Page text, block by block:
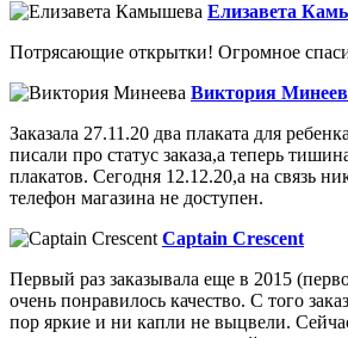
Елизавета
Потрясающие открытки! Огромное
Виктория
Заказала 27.11.20 два плаката для
писали про статус заказа,а теперь
плакатов. Сегодня 12.12.20,а на связь
телефон магазина не доступен.
Captain Crescent
Первый раз заказывала еще в 2015
очень понравилось качество. С того
пор яркие и ни капли не выцвели.